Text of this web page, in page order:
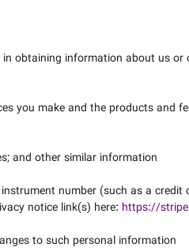
in obtaining information about us or
you make and the products and
and other similar information.
number (such as a credit
notice link(s) here: https://
to such personal information.